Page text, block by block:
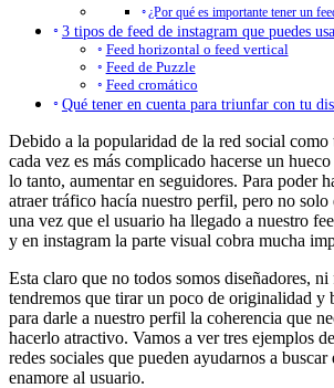
¿Por qué es importante tener un
3 tipos de feed de instagram que puedes
Feed horizontal o feed vertical
Feed de Puzzle
Feed cromático
Qué tener en cuenta para triunfar con tu
Debido a la popularidad de la red social como
cada vez es más complicado hacerse un
lo tanto, aumentar en seguidores. Para poder
atraer tráfico hacía nuestro perfil, pero no solo
una vez que el usuario ha llegado a nuestro
y en instagram la parte visual cobra mucha
Esta claro que no todos somos diseñadores,
tendremos que tirar un poco de originalidad y
para darle a nuestro perfil la coherencia que
hacerlo atractivo. Vamos a ver tres ejemplos
redes sociales que pueden ayudarnos a buscar
enamore al usuario.